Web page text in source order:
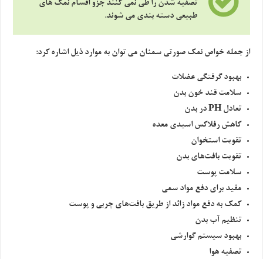
تصفیه شدن را طی نمی کنند جزو اقسام نمک های
طبیعی دسته بندی می شوند.
از جمله خواص نمک صورتی سمنان می توان به موارد ذیل اشاره کرد:
بهبود گرفتگی عضلات
سلامت قند خون بدن
تعادل PH در بدن
کاهش رفلاکس اسیدی معده
تقویت استخوان
تقویت بافت‌های بدن
سلامت پوست
مفید برای دفع مواد سمی
کمک به دفع مواد زائد از طریق بافت‌های چربی و پوست
تنظیم آب بدن
بهبود سیستم گوارشی
تصفیه هوا